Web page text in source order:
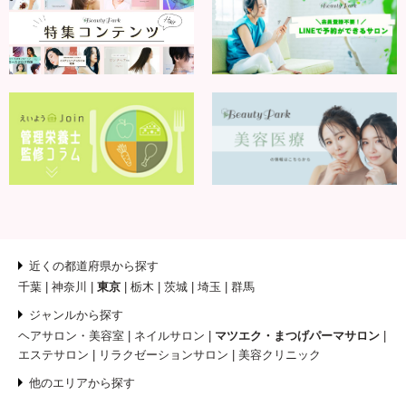
近くの都道府県から探す
千葉
神奈川 東京 栃木 茨城 埼玉 群馬
ジャンルから探す
ヘアサロン・美容室
ネイルサロン
マツエク・まつげパーマサロン
エステサロン
リラクゼーションサロン 美容クリニック
他のエリアから探す